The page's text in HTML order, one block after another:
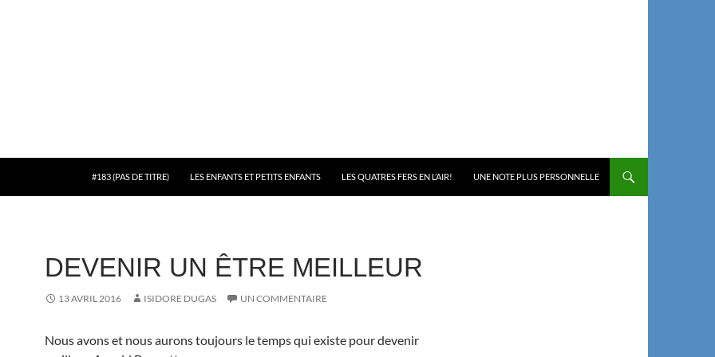
#183 (PAS DE TITRE) LES ENFANTS ET PETITS ENFANTS LES QUATRES FERS EN L’AIR! UNE NOTE PLUS PERSONNELLE
DEVENIR UN ÊTRE MEILLEUR
13 AVRIL 2016 ISIDORE DUGAS UN COMMENTAIRE
Nous avons et nous aurons toujours le temps qui existe pour devenir